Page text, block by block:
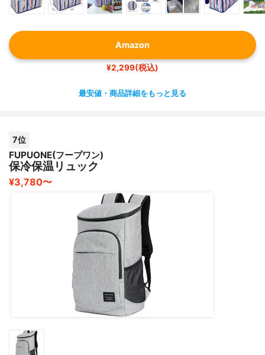
Amazon
¥2,299(税込)
最安値・商品詳細をもっと見る
7位
FUPUONE(フープワン)
保冷保温リュック
¥3,780〜